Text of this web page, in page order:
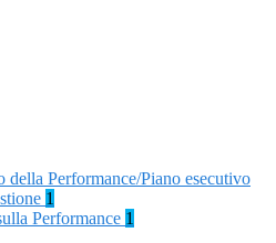
della Performance/Piano esecutivo
1
Performance 1